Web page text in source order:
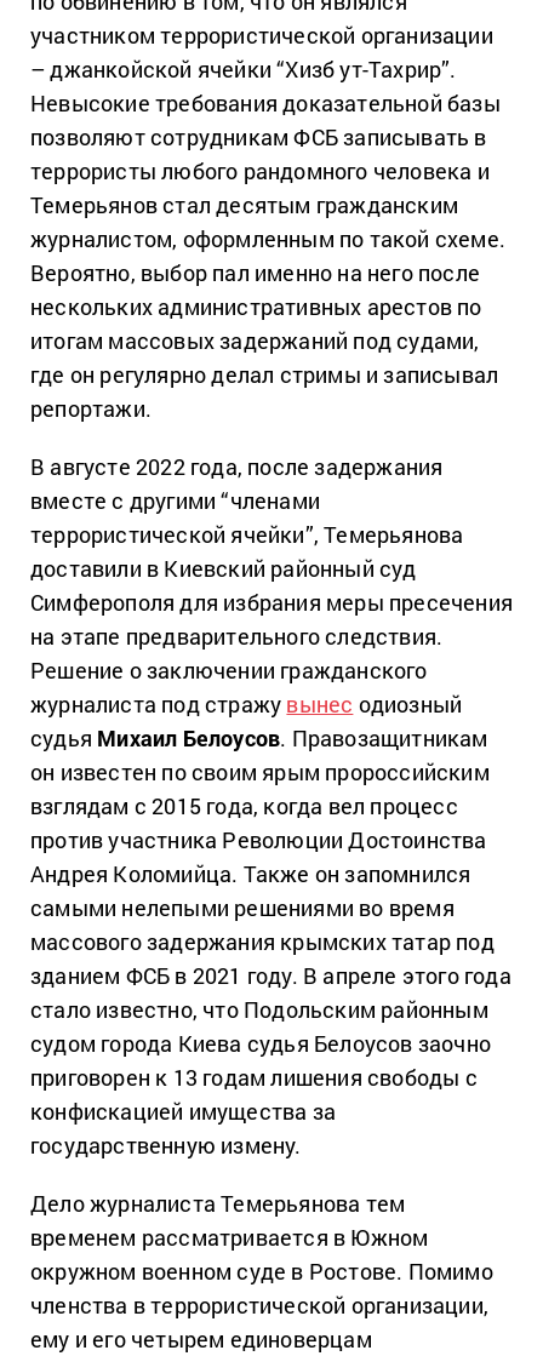
участником террористической организации
– джанкойской ячейки “Хизб ут-Тахрир”.
Невысокие требования доказательной базы
позволяют сотрудникам ФСБ записывать в
террористы любого рандомного человека и
Темерьянов стал десятым гражданским
журналистом, оформленным по такой схеме.
Вероятно, выбор пал именно на него после
нескольких административных арестов по
итогам массовых задержаний под судами,
где он регулярно делал стримы и записывал
репортажи.
В августе 2022 года, после задержания
вместе с другими “членами
террористической ячейки”, Темерьянова
доставили в Киевский районный суд
Симферополя для избрания меры пресечения
на этапе предварительного следствия.
Решение о заключении гражданского
журналиста под стражу вынес одиозный
судья Михаил Белоусов. Правозащитникам
он известен по своим ярым пророссийским
взглядам с 2015 года, когда вел процесс
против участника Революции Достоинства
Андрея Коломийца. Также он запомнился
самыми нелепыми решениями во время
массового задержания крымских татар под
зданием ФСБ в 2021 году. В апреле этого года
стало известно, что Подольским районным
судом города Киева судья Белоусов заочно
приговорен к 13 годам лишения свободы с
конфискацией имущества за
государственную измену.
Дело журналиста Темерьянова тем
временем рассматривается в Южном
окружном военном суде в Ростове. Помимо
членства в террористической организации,
ему и его четырем единоверцам